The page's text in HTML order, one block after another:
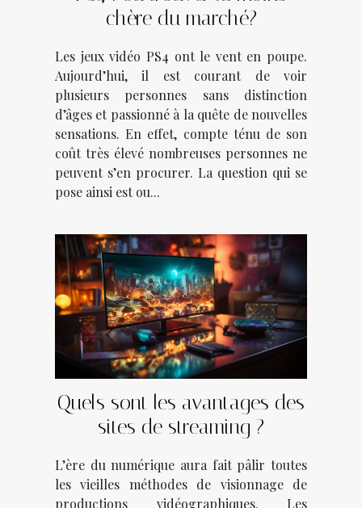
chère du marché?
Les jeux vidéo PS4 ont le vent en poupe.
Aujourd’hui, il est courant de voir
plusieurs personnes sans distinction
d’âges et passionné à la quête de nouvelles
sensations. En effet, compte ténu de son
coût très élevé nombreuses personnes ne
peuvent s’en procurer. La question qui se
pose ainsi est ou...
Quels sont les avantages des
sites de streaming ?
L’ère du numérique aura fait pâlir toutes
les vieilles méthodes de visionnage de
productions vidéographiques. Les